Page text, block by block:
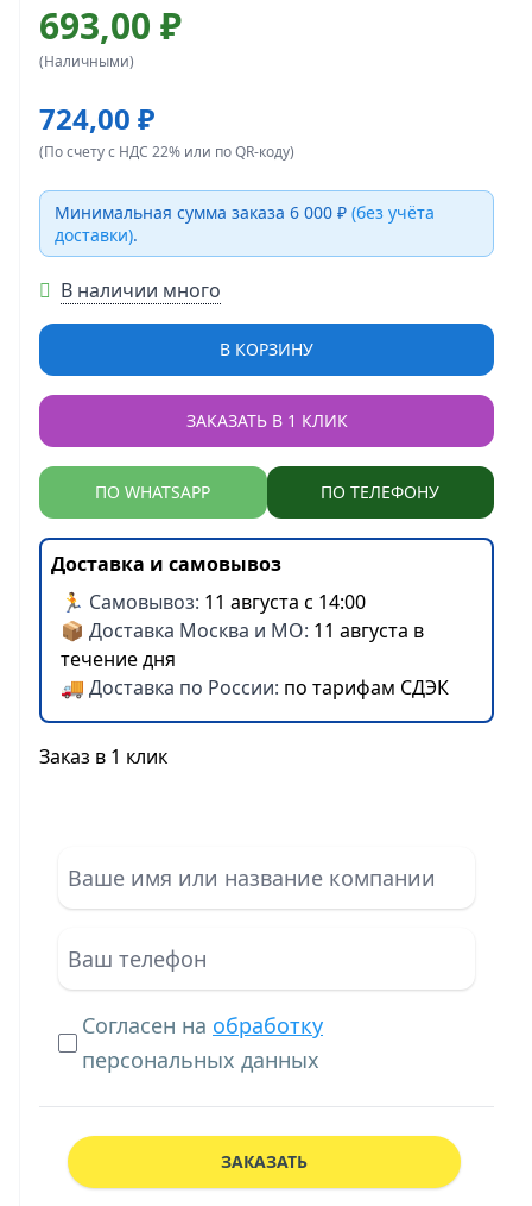
693,00 ₽
(Наличными)
724,00 ₽
(По счету с НДС 22% или по QR-коду)
Минимальная сумма заказа 6 000 ₽ (без учёта
доставки).
В наличии много
В КОРЗИНУ
ЗАКАЗАТЬ В 1 КЛИК
ПО WHATSAPP ПО ТЕЛЕФОНУ
Доставка и самовывоз
🏃 Самовывоз: 11 августа с 14:00
📦 Доставка Москва и МО: 11 августа в
течение дня
🚚 Доставка по России: по тарифам СДЭК
Заказ в 1 клик
Согласен на обработку
персональных данных
ЗАКАЗАТЬ